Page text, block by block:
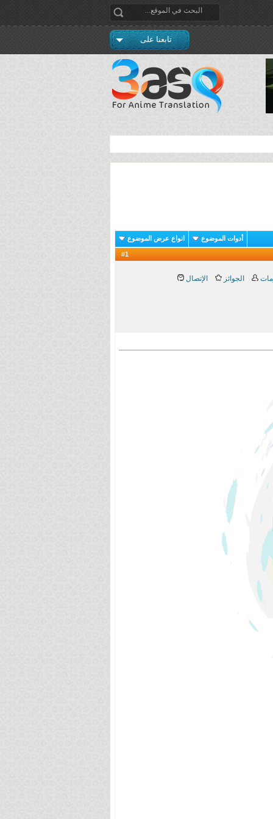
تابعنا على
أدوات الموضوع انواع عرض الموضوع
1
الجوائز الإتصال